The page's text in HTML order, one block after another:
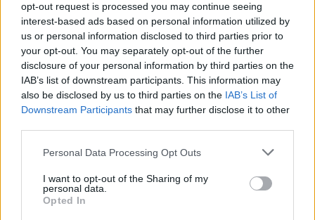
opt-out request is processed you may continue seeing
interest-based ads based on personal information utilized by
us or personal information disclosed to third parties prior to
your opt-out. You may separately opt-out of the further
disclosure of your personal information by third parties on the
IAB’s list of downstream participants. This information may
also be disclosed by us to third parties on the IAB’s List of
Downstream Participants that may further disclose it to other
Personal Data Processing Opt Outs
I want to opt-out of the Sharing of my
personal data.
Opted In
Commentaires
Pour prolonger le plaisir musical :
Vous aimez chanter, apprenez la guitare chez
Trouver des vinyles et des CD sur
Trouver un instrument de musique ou une partition au
meilleur prix sur